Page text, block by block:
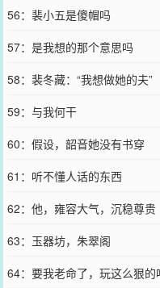
56：裴小五是傻帽吗
57：是我想的那个意思吗
58：裴冬藏：“我想做她的夫”
59：与我何干
60：假设，韶音她没有书穿
61：听不懂人话的东西
62：他，雍容大气，沉稳尊贵
63：玉器坊，朱翠阁
64：要我老命了，玩这么狠的